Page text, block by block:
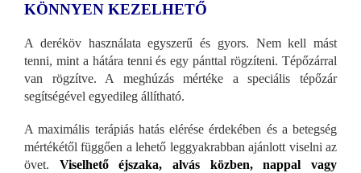
KÖNNYEN KEZELHETŐ
A deréköv használata egyszerű és gyors. Nem kell mást
tenni, mint a hátára tenni és egy pánttal rögzíteni. Tépőzárral
van rögzítve. A meghúzás mértéke a speciális tépőzár
segítségével egyedileg állítható.
A maximális terápiás hatás elérése érdekében és a betegség
mértékétől függően a lehető leggyakrabban ajánlott viselni az
övet. Viselhető éjszaka, alvás közben, nappal vagy